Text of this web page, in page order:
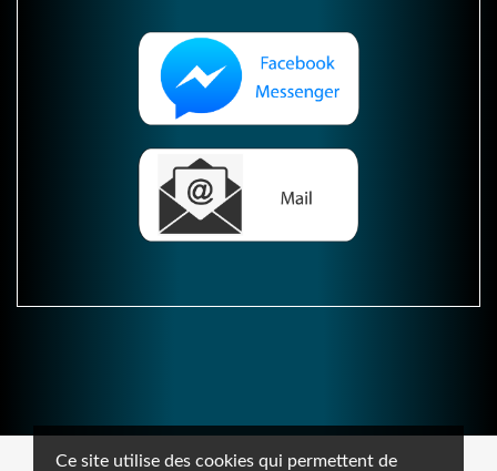
Ce site utilise des cookies qui permettent de